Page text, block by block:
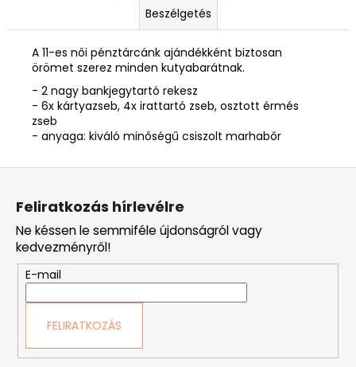
Beszélgetés
A 11-es női pénztárcánk ajándékként biztosan
örömet szerez minden kutyabarátnak.
- 2 nagy bankjegytartó rekesz
- 6x kártyazseb, 4x irattartó zseb, osztott érmés
zseb
- anyaga: kiváló minőségű csiszolt marhabőr
L
Feliratkozás hírlevélre
Ne késsen le semmiféle újdonságról vagy
kedvezményről!
E-mail
FELIRATKOZÁS